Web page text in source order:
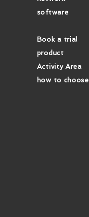
software
Book a trial
product
Activity Area
how to choose